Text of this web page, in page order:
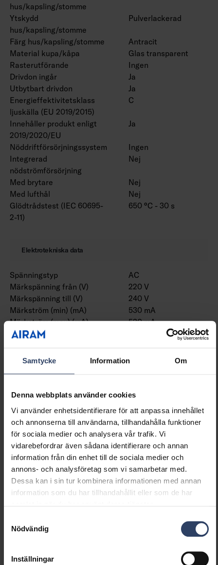
Samtycke Information Om
Denna webbplats använder cookies
Vi använder enhetsidentifierare för att anpassa innehållet
och annonserna till användarna, tillhandahålla funktioner
för sociala medier och analysera vår trafik. Vi
vidarebefordrar även sådana identifierare och annan
information från din enhet till de sociala medier och
annons- och analysföretag som vi samarbetar med.
Dessa kan i sin tur kombinera informationen med annan
information som du har tillhandahållit eller som de har
Nödvändig
Inställningar
hus/kapsling/stomme
Ytskydd
hus/kapsling/stomme
Pulverlackerad
Färg hus/kapsling/stomme
Antracit
Material kupa/kåpa
Glas transparent
Rasterutförande
Ingen
Drivdon ingår
Ja
Utbytbart drivdon
Ja
Energieffektivitetsklass
ljuskälla (EU 2019/2015)
C
Innehåller produkt enligt
2019/2020/EU
Ja
Nöddriftförsörjningssystem
Ingen
Integrerad
nödströmförsörjning
Nej
Med brytare
Nej
Med lufthål
Nej
Glödtrådstest (IEC 60695-
2-11)
650 °C - 30 s
Elektrotekniska data
Spänningstyp
AC
Märkspänning från (V)
220 V
Märkspänning till (V)
240 V
Märkström (min) (mA)
530 mA
Märkström (max) (mA)
530 mA
Drivdon
LED-drivdon
Skyddsklass (IEC 61140)
Lämplig för lampeffekt
31 W
Ljusutbyte (min) (lm/W)
108 lm/W
Ljusutbyte (max) (lm/W)
108 lm/W
Max. systemeffekt (W)
31 W
Ljusutbyte (lm/W)
108 lm/W
Effektfaktor
0.9
Distorsion (THD) (%)
20 %
Distorsion (THD)
20 THD
Dimning 0-10 V